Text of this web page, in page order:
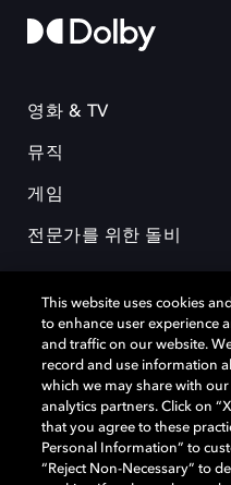
영화 & TV
뮤직
게임
전문가를 위한 돌비
돌비(Dolby)와 double-D 심볼은
(Dolby Laboratories, Inc.)의 등록
기재된 상표는 해당 상표 소유권
Laboratories, Inc. All rights
This website uses cookies
to enhance user experience
and traffic on our website.
record and use information
which we may share with
analytics partners. Click on
that you agree to these
Personal Information” to
“Reject Non-Necessary” to